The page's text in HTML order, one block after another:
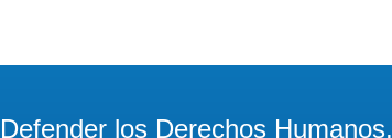
Defender los Derechos Humanos,